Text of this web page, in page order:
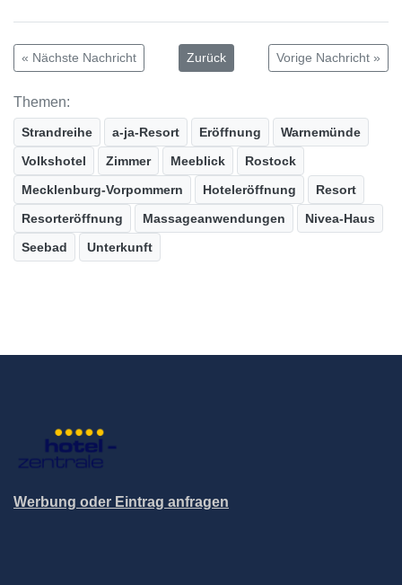
« Nächste Nachricht Zurück Vorige Nachricht »
Themen:
Strandreihe a-ja-Resort Eröffnung
Warnemünde
Volkshotel
Zimmer Meeblick
Rostock
Mecklenburg-Vorpommern
Hoteleröffnung
Resort
Resorteröffnung
Massageanwendungen
Nivea-Haus
Seebad
Unterkunft
Werbung oder Eintrag anfragen